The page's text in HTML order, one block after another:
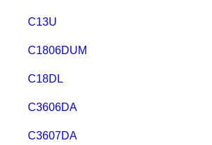
C13U
C1806DUM
C18DL
C3606DA
C3607DA